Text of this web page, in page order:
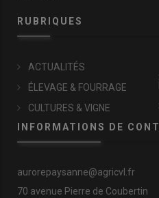
RUBRIQUES
ACTUALITÉS
ÉLEVAGE & FOURRAGE
CULTURES & VIGNE
INFORMATIONS DE
aurorepaysanne@agricvl.fr
70 avenue Pierre de Coubertin